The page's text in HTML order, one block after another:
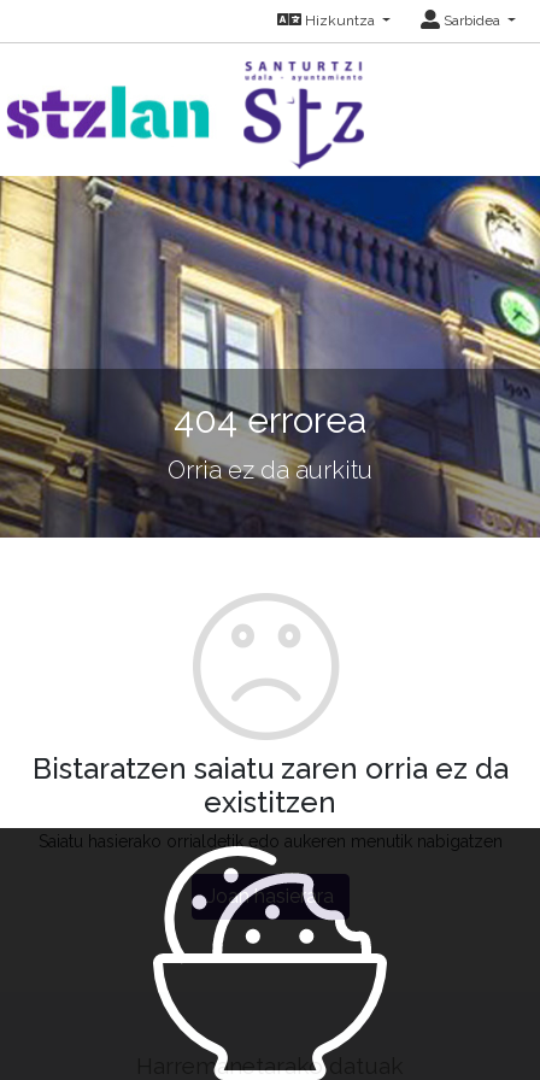
Hizkuntza Sarbidea
404 errorea
Orria ez da aurkitu
Bistaratzen saiatu zaren orria ez da
existitzen
Saiatu hasierako orrialdetik edo aukeren menutik nabigatzen
Joan hasierara
Harremanetarako datuak